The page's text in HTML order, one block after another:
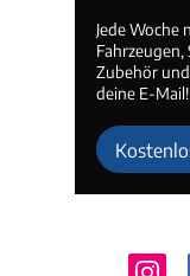
Jede Woche
Fahrzeugen,
Zubehör
deine E-Mail!